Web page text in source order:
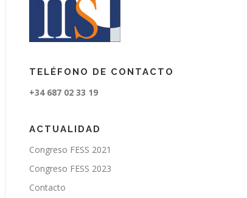
TELÉFONO DE CONTACTO
+34 687 02 33 19
ACTUALIDAD
Congreso FESS 2021
Congreso FESS 2023
Contacto